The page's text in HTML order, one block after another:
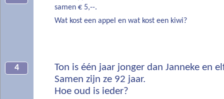
samen € 5,--.
Wat kost een appel en wat kost een kiwi?
4
Ton is één jaar jonger dan Janneke en
Samen zijn ze 92 jaar.
Hoe oud is ieder?